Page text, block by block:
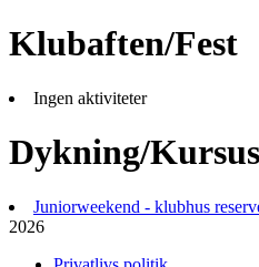
Klubaften/Fest
Ingen aktiviteter
Dykning/Kursus
Juniorweekend - klubhus
2026